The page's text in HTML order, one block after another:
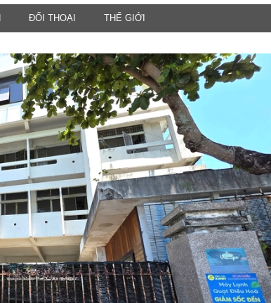
KINH TẾ
Tài chính - Ngân
hàng
Kinh tế vĩ mô
Hồ sơ doanh
nghiệp
Xu hướng thị
trường
Tiêu dùng và dư
luận
Công nghệ
Giáo dục
Văn hoá
ĐỐI THOẠI THẾ GIỚI